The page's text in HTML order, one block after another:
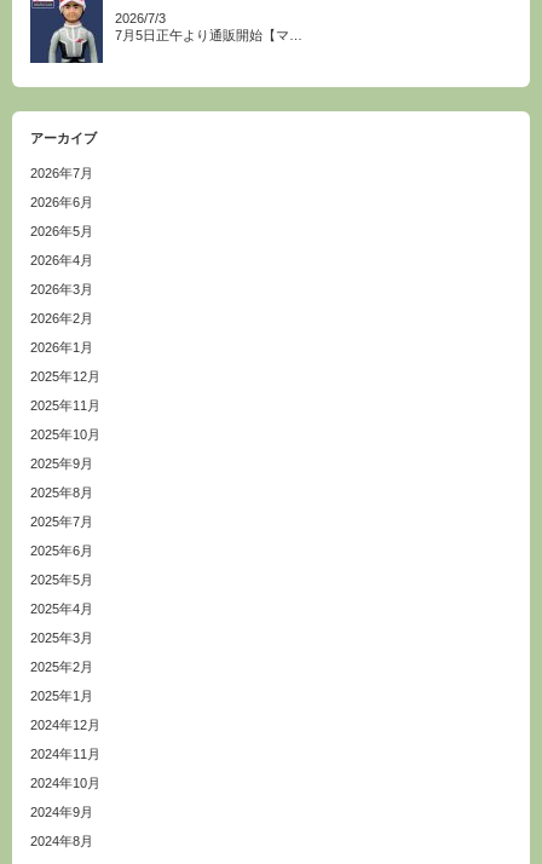
2026/7/3
7月5日正午より通販開始【マ…
アーカイブ
2026年7月
2026年6月
2026年5月
2026年4月
2026年3月
2026年2月
2026年1月
2025年12月
2025年11月
2025年10月
2025年9月
2025年8月
2025年7月
2025年6月
2025年5月
2025年4月
2025年3月
2025年2月
2025年1月
2024年12月
2024年11月
2024年10月
2024年9月
2024年8月